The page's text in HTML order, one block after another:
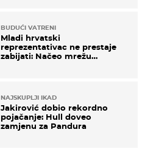
BUDUĆI VATRENI
Mladi hrvatski
reprezentativac ne prestaje
zabijati: Načeo mrežu
NAJSKUPLJI IKAD
Jakirović dobio rekordno
pojačanje: Hull doveo
zamjenu za Pandura